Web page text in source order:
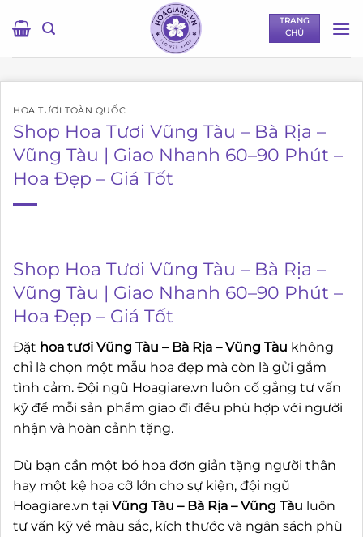
qua
TRANG
CHỦ
HOA TƯƠI TOÀN QUỐC
Shop Hoa Tươi Vũng Tàu – Bà Rịa –
Vũng Tàu | Giao Nhanh 60–90 Phút –
Hoa Đẹp – Giá Tốt
Shop Hoa Tươi Vũng Tàu – Bà Rịa –
Vũng Tàu | Giao Nhanh 60–90 Phút –
Hoa Đẹp – Giá Tốt
Đặt hoa tươi Vũng Tàu – Bà Rịa – Vũng Tàu không
chỉ là chọn một mẫu hoa đẹp mà còn là gửi gắm
tình cảm. Đội ngũ Hoagiare.vn luôn cố gắng tư vấn
kỹ để mỗi sản phẩm giao đi đều phù hợp với người
nhận và hoàn cảnh tặng.
Dù bạn cần một bó hoa đơn giản tặng người thân
hay một kệ hoa cỡ lớn cho sự kiện, đội ngũ
Hoagiare.vn tại Vũng Tàu – Bà Rịa – Vũng Tàu luôn
tư vấn kỹ về màu sắc, kích thước và ngân sách phù